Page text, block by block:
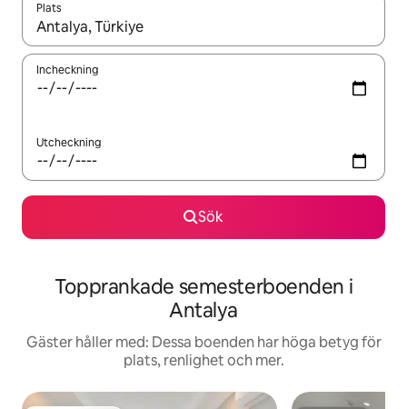
Plats
När resultaten är tillgängliga kan du navigera med upp- och
Incheckning
Utcheckning
Sök
Topprankade semesterboenden i
Antalya
Gäster håller med: Dessa boenden har höga betyg för
plats, renlighet och mer.